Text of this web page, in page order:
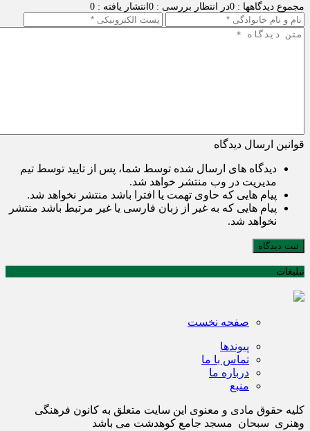
مجموع دیدگاهها : 0 در انتظار بررسی : 0 انتشار یافته : 0
قوانین ارسال دیدگاه
دیدگاه های ارسال شده توسط شما، پس از تایید توسط تیم
مدیریت در وب منتشر خواهد شد.
پیام هایی که حاوی تهمت یا افترا باشد منتشر نخواهد شد.
پیام هایی که به غیر از زبان فارسی یا غیر مرتبط باشد منتشر
نخواهد شد.
ثبت دیدگاه
تبلیغات
صفحه نخست
پیوندها
تماس با ما
درباره ما
منبع
کلیه حقوق مادی و معنوی این سایت متعلق به کانون فرهنگی
وهنری سبحان مسجد جامع کوهدشت می باشد